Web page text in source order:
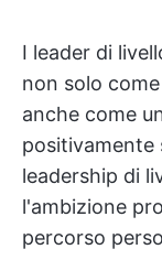
I leader di
non solo
anche come
positivamente
leadership di
l'ambizione
percorso